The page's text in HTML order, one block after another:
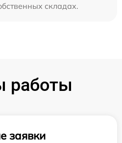
складах.
работы
заявки